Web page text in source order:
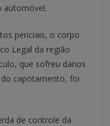
automóvel.
periciais, o corpo
Legal da região
que sofreu danos
capotamento, foi
de controle da